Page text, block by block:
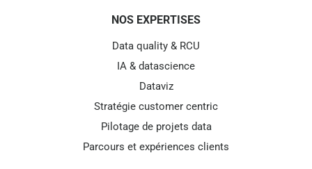
NOS EXPERTISES
Data quality & RCU
IA & datascience
Dataviz
Stratégie customer centric
Pilotage de projets data
Parcours et expériences clients